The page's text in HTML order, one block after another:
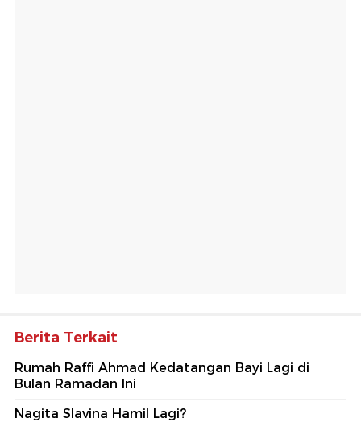
Berita Terkait
Rumah Raffi Ahmad Kedatangan Bayi Lagi di
Bulan Ramadan Ini
Nagita Slavina Hamil Lagi?